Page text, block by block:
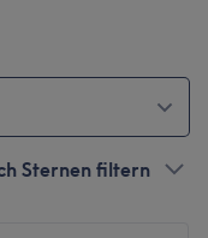
Sternen filtern